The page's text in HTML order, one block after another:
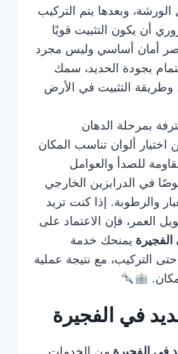
الورشة، وبعدها يتم التركيب
أن يكون التثبيت قويًا
أمان أساسي وليس مجرد
بجودة الحديد، سمك
وطريقة التثبيت في الأرض
بمرحلة الدهان
ألوان تناسب المكان
للصدأ والعوامل
في الدرابزين الخارجي
والرطوبة. إذا كنت تريد
العمر، فإن الاعتماد على
يمنحك خدمة
التركيب، مع نتيجة عملية
في الفجيرة